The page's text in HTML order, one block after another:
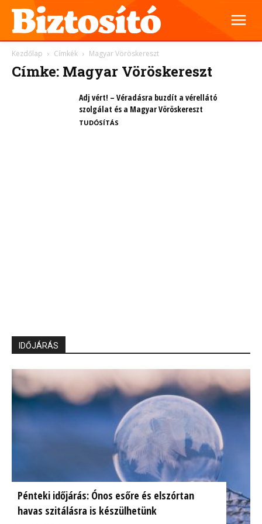
Kezdőlap Címkék Magyar Vöröskereszt
Címke: Magyar Vöröskereszt
Adj vért! – Véradásra buzdít a vérellátó
szolgálat és a Magyar Vöröskereszt
TUDÓSÍTÁS
IDŐJÁRÁS
Pénteki időjárás: Ónos esőre és elszórtan
havas szitálásra is készülhetünk